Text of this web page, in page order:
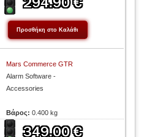
Mars Commerce GTR
Alarm Software -
Accessories
Βάρος:0.400 kg